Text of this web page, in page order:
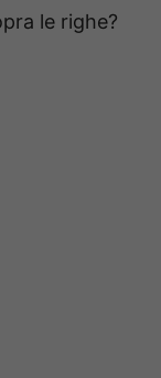
le righe?